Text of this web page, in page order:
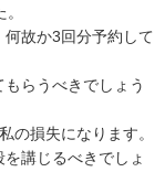
故か3回分予約して
らうべきでしょう
の損失になります。
講じるべきでしょ